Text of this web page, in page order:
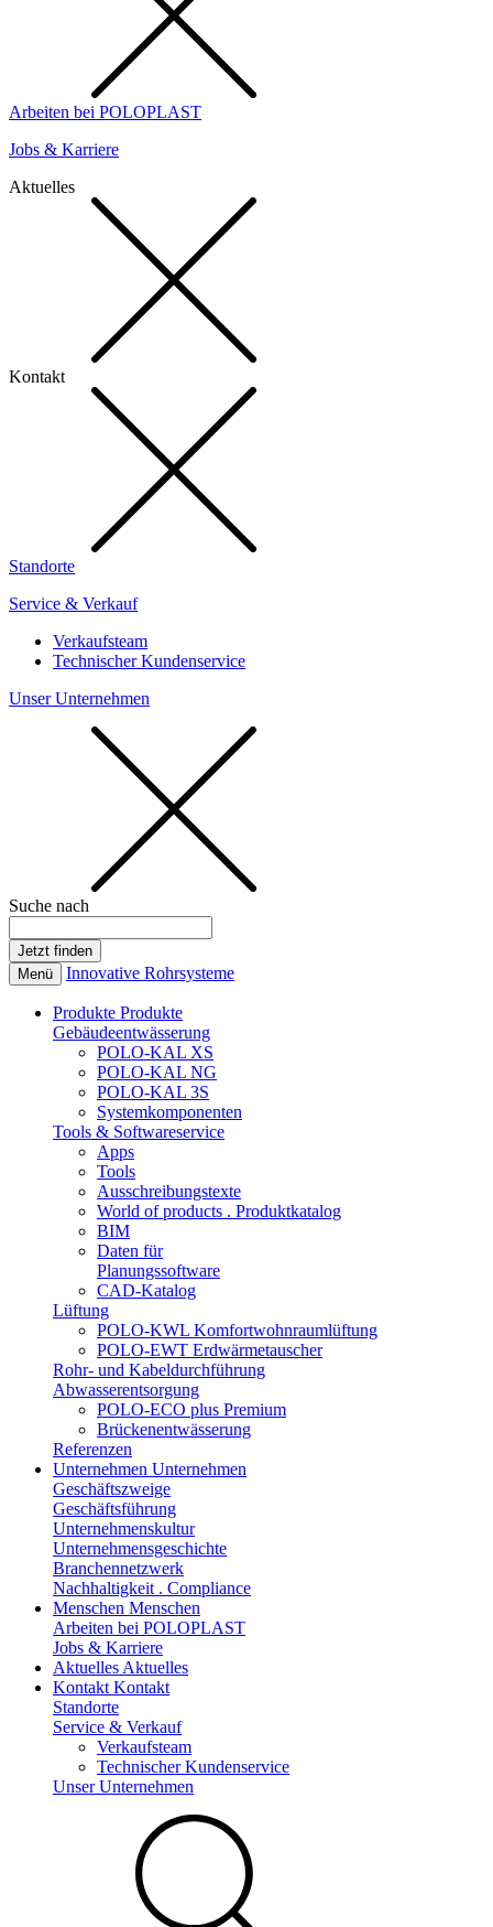
Arbeiten bei POLOPLAST
Jobs & Karriere
Aktuelles
Kontakt
Standorte
Service & Verkauf
Verkaufsteam
Technischer Kundenservice
Unser Unternehmen
Suche nach
Menü Innovative Rohrsysteme
Produkte Produkte
Gebäudeentwässerung
POLO-KAL XS
POLO-KAL NG
POLO-KAL 3S
Systemkomponenten
Tools & Softwareservice
Apps
Tools
Ausschreibungstexte
World of products . Produktkatalog
BIM
Daten für
Planungssoftware
CAD-Katalog
Lüftung
POLO-KWL Komfortwohnraumlüftung
POLO-EWT Erdwärmetauscher
Rohr- und Kabeldurchführung
Abwasserentsorgung
POLO-ECO plus Premium
Brückenentwässerung
Referenzen
Unternehmen Unternehmen
Geschäftszweige
Geschäftsführung
Unternehmenskultur
Unternehmensgeschichte
Branchennetzwerk
Nachhaltigkeit . Compliance
Menschen Menschen
Arbeiten bei POLOPLAST
Jobs & Karriere
Aktuelles Aktuelles
Kontakt Kontakt
Standorte
Service & Verkauf
Verkaufsteam
Technischer Kundenservice
Unser Unternehmen